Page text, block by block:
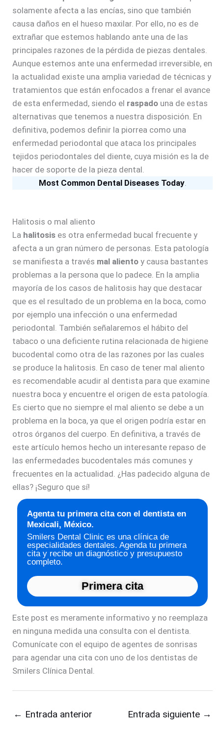
solamente afecta a las encías, sino que también
causa daños en el hueso maxilar. Por ello, no es de
extrañar que estemos hablando ante una de las
principales razones de la pérdida de piezas dentales.
Aunque estemos ante una enfermedad irreversible, en
la actualidad existe una amplia variedad de técnicas y
tratamientos que están enfocados a frenar el avance
de esta enfermedad, siendo el raspado una de estas
alternativas que tenemos a nuestra disposición. En
definitiva, podemos definir la piorrea como una
enfermedad periodontal que ataca los principales
tejidos periodontales del diente, cuya misión es la de
hacer de soporte de la pieza dental.
Most Common Dental Diseases Today.
Halitosis o mal aliento
La halitosis es otra enfermedad bucal frecuente y
afecta a un gran número de personas. Esta patología
se manifiesta a través mal aliento y causa bastantes
problemas a la persona que lo padece. En la amplia
mayoría de los casos de halitosis hay que destacar
que es el resultado de un problema en la boca, como
por ejemplo una infección o una enfermedad
periodontal. También señalaremos el hábito del
tabaco o una deficiente rutina relacionada de higiene
bucodental como otra de las razones por las cuales
se produce la halitosis. En caso de tener mal aliento
es recomendable acudir al dentista para que examine
nuestra boca y encuentre el origen de esta patología.
Es cierto que no siempre el mal aliento se debe a un
problema en la boca, ya que el origen podría estar en
otros órganos del cuerpo. En definitiva, a través de
este artículo hemos hecho un interesante repaso de
las enfermedades bucodentales más comunes y
frecuentes en la actualidad. ¿Has padecido alguna de
ellas? ¡Seguro que sí!
Agenta tu primera cita con el dentista en
Mexicali, México.
Smilers Dental Clinic es una clínica de
especialidades dentales. Agenda tu primera
cita y recibe un diagnóstico y presupuesto
completo.
Primera cita
Este post es meramente informativo y no reemplaza
en ninguna medida una consulta con el dentista.
Comunícate con el equipo de agentes de sonrisas
para agendar una cita con uno de los dentistas de
Smilers Clínica Dental.
← Entrada anterior Entrada siguiente →